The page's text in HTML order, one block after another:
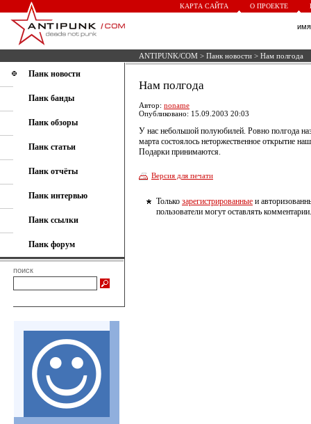
КАРТА САЙТА О ПРОЕКТЕ
ANTIPUNK/COM > Панк новости > Нам полгода
Панк новости
Панк банды
Панк обзоры
Панк статьи
Панк отчёты
Панк интервью
Панк ссылки
Панк форум
поиск
Нам полгода
Автор: noname
Опубликовано: 15.09.2003 20:03
У нас небольшой полуюбилей. Ровно полгода
марта состоялось неторжественное открытие
Подарки принимаются.
Версия для печати
Только зарегистрированные и
пользователи могут оставлять комментарии.